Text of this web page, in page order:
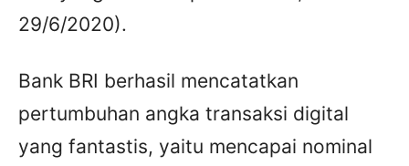
29/6/2020).
Bank BRI berhasil mencatatkan
pertumbuhan angka transaksi digital
yang fantastis, yaitu mencapai nominal